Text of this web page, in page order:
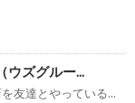
ウズグルー...
友達とやっている...